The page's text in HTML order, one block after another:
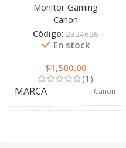
Monitor Gaming
Canon
Código: 2324626
En stock
$1,500.00
(1)
MARCA Canon
COLOR